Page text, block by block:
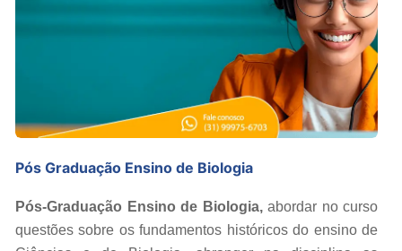
Pós Graduação Ensino de Biologia
Pós-Graduação Ensino de Biologia,abordar no curso
questões sobre os fundamentos históricos do ensino de